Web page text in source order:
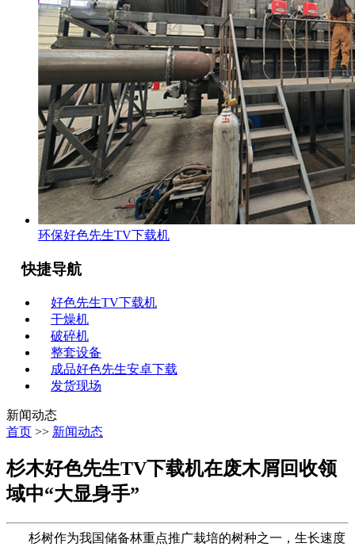
环保好色先生TV下载机
快捷导航
好色先生TV下载机
干燥机
破碎机
整套设备
成品好色先生安卓下载
发货现场
新闻动态
首页 >> 新闻动态
杉木好色先生TV下载机在废木屑回收领
域中“大显身手”
杉树作为我国储备林重点推广栽培的树种之一，生长速度